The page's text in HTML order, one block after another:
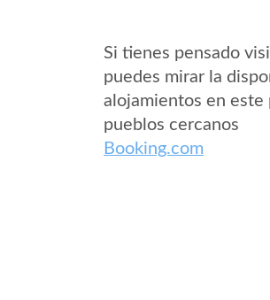
Si tienes pensado
puedes mirar la
alojamientos en este
pueblos cercanos
Booking.com